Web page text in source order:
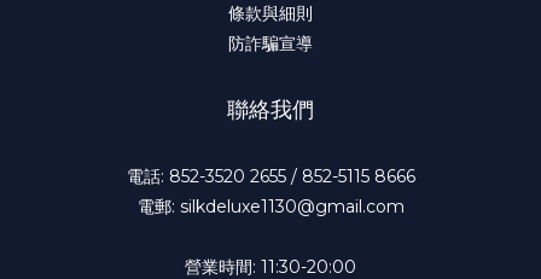
條款與細則
防詐騙宣導
聯絡我們
電話: 852-3520 2655 / 852-5115 8666
電郵: silkdeluxe1130@gmail.com
營業時間: 11:30-20:00